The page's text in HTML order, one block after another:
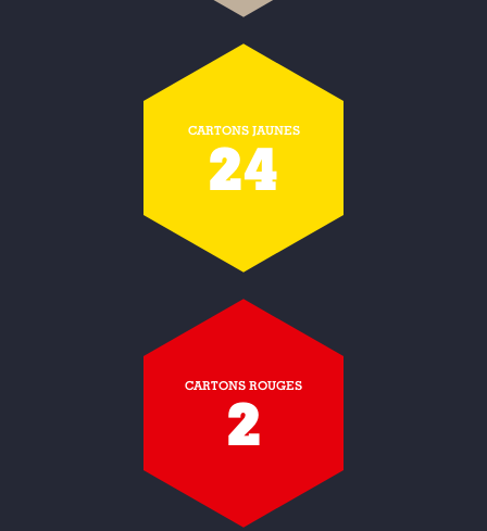
CARTONS JAUNES
24
CARTONS ROUGES
2